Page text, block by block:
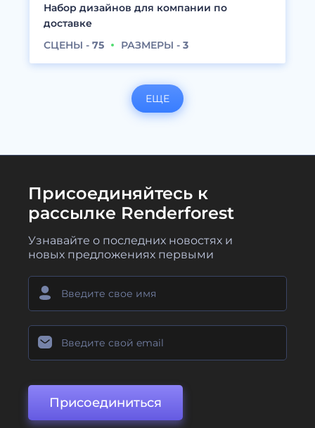
Набор дизайнов для компании по
доставке
СЦЕНЫ - 75 РАЗМЕРЫ - 3
ЕЩЕ
Присоединяйтесь к
рассылке Renderforest
Узнавайте о последних новостях и
новых предложениях первыми
Присоединиться